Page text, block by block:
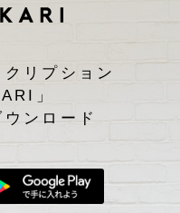
リプション
」
ンロード
からダウンロード